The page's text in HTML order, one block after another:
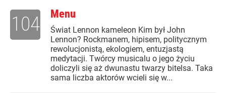
Menu
Świat Lennon kameleon Kim był John
Lennon? Rockmanem, hipisem, politycznym
rewolucjonistą, ekologiem, entuzjastą
medytacji. Twórcy musicalu o jego życiu
doliczyli się aż dwunastu twarzy bitelsa. Taka
sama liczba aktorów wcieli się w...
104